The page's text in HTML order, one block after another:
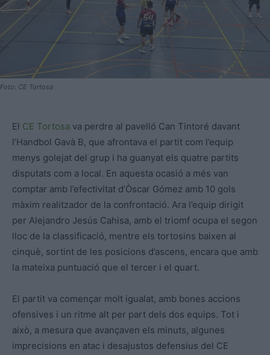
Foto: CE Tortosa
El CE Tortosa va perdre al pavelló Can Tintoré davant
l’Handbol Gavà B, que afrontava el partit com l’equip
menys golejat del grup i ha guanyat els quatre partits
disputats com a local. En aquesta ocasió a més van
comptar amb l’efectivitat d’Òscar Gómez amb 10 gols
màxim realitzador de la confrontació. Ara l’equip dirigit
per Alejandro Jesús Cahisa, amb el triomf ocupa el segon
lloc de la classificació, mentre els tortosins baixen al
cinquè, sortint de les posicions d’ascens, encara que amb
la mateixa puntuació que el tercer i el quart.
El partit va començar molt igualat, amb bones accions
ofensives i un ritme alt per part dels dos equips. Tot i
això, a mesura que avançaven els minuts, algunes
imprecisions en atac i desajustos defensius del CE